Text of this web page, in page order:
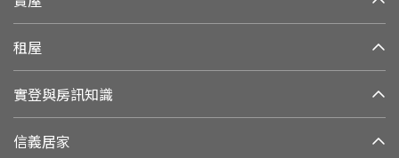
租屋
實登與房訊知識
信義居家